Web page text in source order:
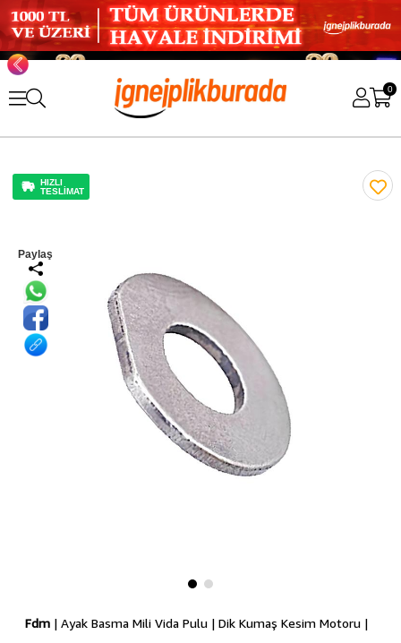
0
HIZLI
TESLİMAT
Paylaş
Fdm| Ayak Basma Mili Vida Pulu | Dik Kumaş Kesim Motoru |